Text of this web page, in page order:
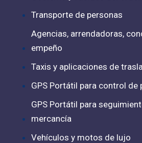
Transporte de personas
Agencias, arrendadoras,
empeño
Taxis y aplicaciones de
GPS Portátil para control de
GPS Portátil para
mercancía
Vehículos y motos de lujo